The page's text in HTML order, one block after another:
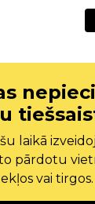
laikā
pārdotu
vai tirgos.